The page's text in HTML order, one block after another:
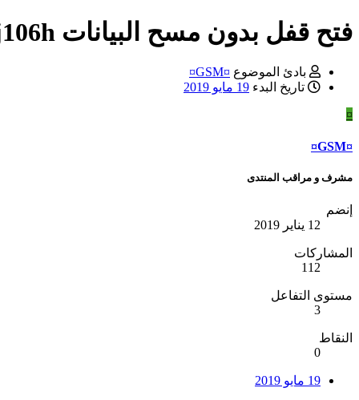
فتح قفل بدون مسح البيانات j106h
بادئ الموضوع ¤GSM¤
تاريخ البدء 19 مايو 2019
¤
¤GSM¤
مشرف و مراقب المنتدى
إنضم
12 يناير 2019
المشاركات
112
مستوى التفاعل
3
النقاط
0
19 مايو 2019